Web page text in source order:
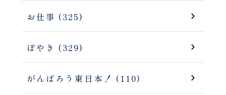
お仕事 (325)
ぼやき (329)
がんばろう東日本！ (110)